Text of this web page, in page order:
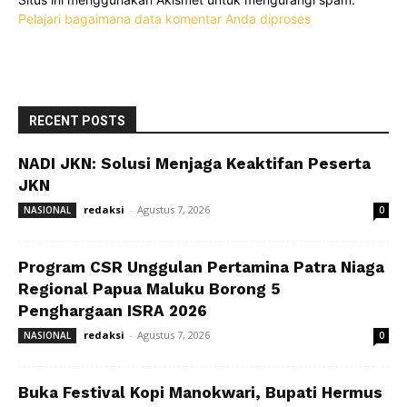
Pelajari bagaimana data komentar Anda diproses
RECENT POSTS
NADI JKN: Solusi Menjaga Keaktifan Peserta
JKN
NASIONAL redaksi - Agustus 7, 2026 0
Program CSR Unggulan Pertamina Patra Niaga
Regional Papua Maluku Borong 5
Penghargaan ISRA 2026
NASIONAL redaksi - Agustus 7, 2026 0
Buka Festival Kopi Manokwari, Bupati Hermus